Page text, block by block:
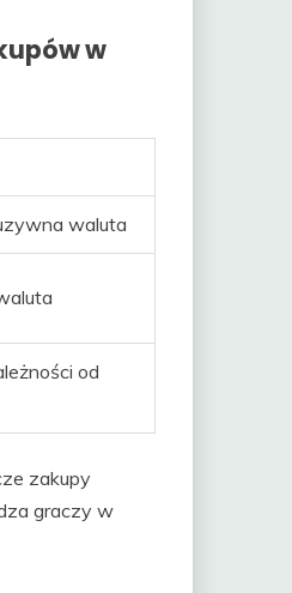
w
waluta
od
zakupy
graczy w